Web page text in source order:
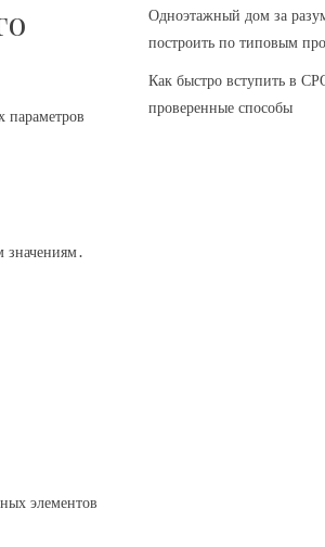
параметров
значениям․
элементов
Одноэтажный дом за
построить по типовым
Как быстро вступить в
проверенные способы